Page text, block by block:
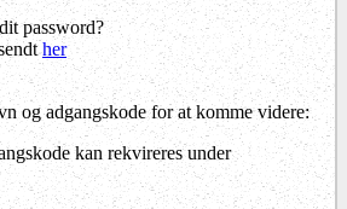
password?
her
og adgangskode for at komme videre:
kan rekvireres under